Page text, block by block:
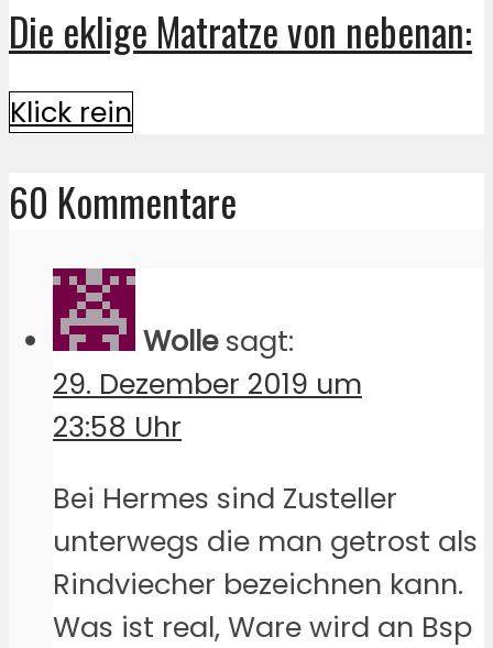
Die eklige Matratze von nebenan:
Klick rein
60 Kommentare
Wolle sagt:
29. Dezember 2019 um
23:58 Uhr
Bei Hermes sind Zusteller
unterwegs die man getrost als
Rindviecher bezeichnen kann.
Was ist real, Ware wird an Bsp